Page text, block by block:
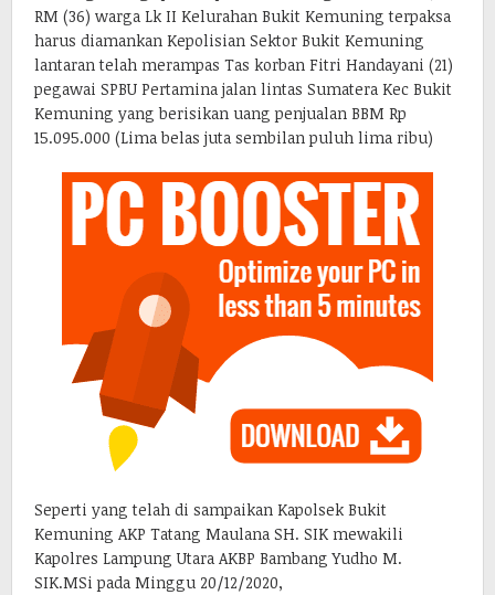
RM (36) warga Lk II Kelurahan Bukit Kemuning terpaksa
harus diamankan Kepolisian Sektor Bukit Kemuning
lantaran telah merampas Tas korban Fitri Handayani (21)
pegawai SPBU Pertamina jalan lintas Sumatera Kec Bukit
Kemuning yang berisikan uang penjualan BBM Rp
15.095.000 (Lima belas juta sembilan puluh lima ribu)
Seperti yang telah di sampaikan Kapolsek Bukit
Kemuning AKP Tatang Maulana SH. SIK mewakili
Kapolres Lampung Utara AKBP Bambang Yudho M.
SIK.MSi pada Minggu 20/12/2020,